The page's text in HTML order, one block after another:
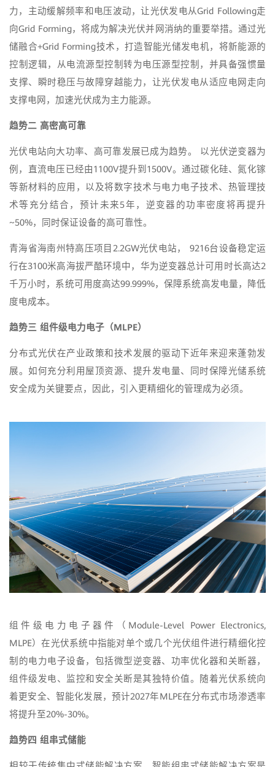
力，主动缓解频率和电压波动，让光伏发电从Grid Following走
向Grid Forming，将成为解决光伏并网消纳的重要举措。通过光
储融合+Grid Forming技术，打造智能光储发电机，将新能源的
控制逻辑，从电流源型控制转为电压源型控制，并具备强惯量
支撑、瞬时稳压与故障穿越能力，让光伏发电从适应电网走向
支撑电网，加速光伏成为主力能源。
趋势二 高密高可靠
光伏电站向大功率、高可靠发展已成为趋势。 以光伏逆变器为
例，直流电压已经由1100V提升到1500V。通过碳化硅、氮化镓
等新材料的应用，以及将数字技术与电力电子技术、热管理技
术等充分结合，预计未来5年，逆变器的功率密度将再提升
~50%，同时保证设备的高可靠性。
青海省海南州特高压项目2.2GW光伏电站， 9216台设备稳定运
行在3100米高海拔严酷环境中，华为逆变器总计可用时长高达2
千万小时，系统可用度高达99.999%，保障系统高发电量，降低
度电成本。
趋势三 组件级电力电子（MLPE）
分布式光伏在产业政策和技术发展的驱动下近年来迎来蓬勃发
展。如何充分利用屋顶资源、提升发电量、同时保障光储系统
安全成为关键要点，因此，引入更精细化的管理成为必须。
组件级电力电子器件（Module-Level Power Electronics,
MLPE）在光伏系统中指能对单个或几个光伏组件进行精细化控
制的电力电子设备，包括微型逆变器、功率优化器和关断器，
组件级发电、监控和安全关断是其独特价值。随着光伏系统向
着更安全、智能化发展，预计2027年MLPE在分布式市场渗透率
将提升至20%-30%。
趋势四 组串式储能